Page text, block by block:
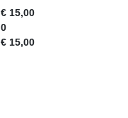
€ 15,00
0
€ 15,00